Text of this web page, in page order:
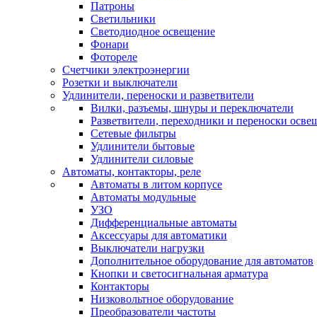
Патроны
Светильники
Светодиодное освещение
Фонари
Фотореле
Счетчики электроэнергии
Розетки и выключатели
Удлинители, переноски и разветвители
Вилки, разъемы, шнуры и переключатели
Разветвители, переходники и переноски
Сетевые фильтры
Удлинители бытовые
Удлинители силовые
Автоматы, контакторы, реле
Автоматы в литом корпусе
Автоматы модульные
УЗО
Дифференциальные автоматы
Аксессуары для автоматики
Выключатели нагрузки
Дополнительное оборудование для автоматов
Кнопки и светосигнальная арматура
Контакторы
Низковольтное оборудование
Преобразователи частоты